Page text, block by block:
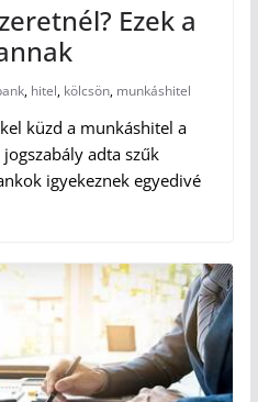
Ezek a
, hitel, kölcsön, munkáshitel
küzd a munkáshitel a
adta szűk
igyekeznek egyedivé